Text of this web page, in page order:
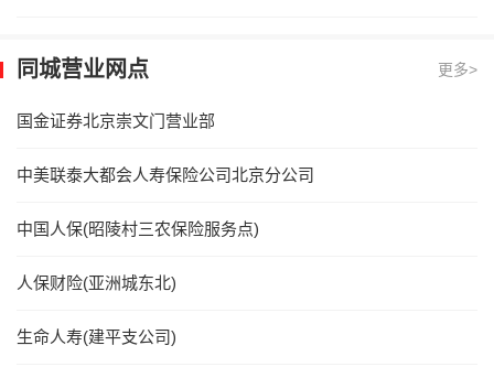
同城营业网点 更多>
国金证券北京崇文门营业部
中美联泰大都会人寿保险公司北京分公司
中国人保(昭陵村三农保险服务点)
人保财险(亚洲城东北)
生命人寿(建平支公司)